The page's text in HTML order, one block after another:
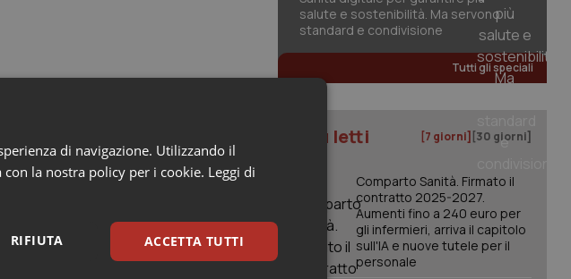
per il Data Matrix.
salute e sostenibilità. Ma servono
standard e condivisione
Tutti gli speciali
I più letti [7 giorni] [30 giorni]
Comparto Sanità. Firmato il
contratto 2025-2027.
Aumenti fino a 240 euro per
gli infermieri, arriva il capitolo
sull'IA e nuove tutele per il
personale
di navigazione. Utilizzando il
la nostra policy per i cookie. Leggi di
ACCETTA TUTTI
RIFIUTA